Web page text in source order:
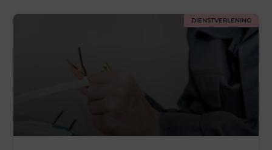
DIENSTVERLENING